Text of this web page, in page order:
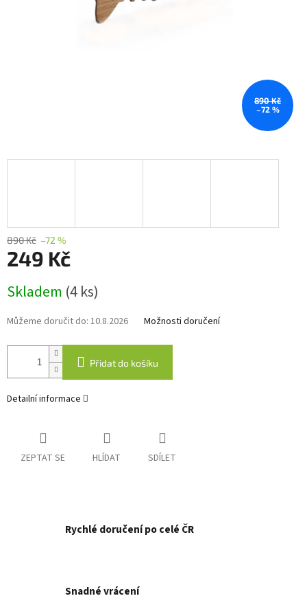
890 Kč
–72 %
890 Kč –72 %
249 Kč
cena:
Skladem (4 ks)
Můžeme doručit do: 10.8.2026 Možnosti doručení
Přidat do košíku
Detailní informace
ZEPTAT SE HLÍDAT SDÍLET
Rychlé doručení po celé ČR
Snadné vrácení